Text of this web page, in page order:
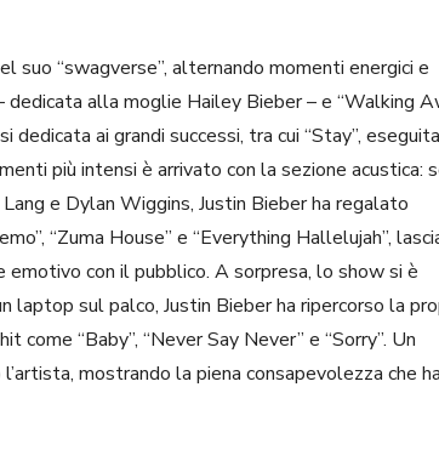
suo “swagverse”, alternando momenti energici e
dedicata alla moglie Hailey Bieber – e “Walking
ai grandi successi, tra cui “Stay”,
più intensi è arrivato con la sezione acustica:
e Dylan Wiggins, Justin Bieber ha regalato
“Zuma House” e “Everything Hallelujah”,
con il pubblico. A sorpresa, lo show si è
sul palco, Justin Bieber ha ripercorso la
come “Baby”, “Never Say Never” e “Sorry”. Un
mostrando la piena consapevolezza che ha